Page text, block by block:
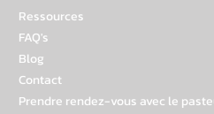
Ressources
FAQ's
Blog
Contact
Prendre rendez-vous avec le